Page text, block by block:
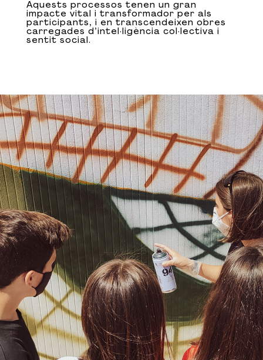
Aquests processos tenen un gran
impacte vital i transformador per als
participants, i en transcendeixen obres
carregades d’intel·ligència col·lectiva i
sentit social.